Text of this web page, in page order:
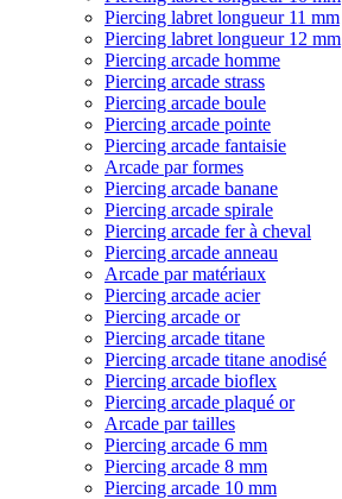
Piercing labret longueur 11 mm
Piercing labret longueur 12 mm
Piercing arcade homme
Piercing arcade strass
Piercing arcade boule
Piercing arcade pointe
Piercing arcade fantaisie
Arcade par formes
Piercing arcade banane
Piercing arcade spirale
Piercing arcade fer à cheval
Piercing arcade anneau
Arcade par matériaux
Piercing arcade acier
Piercing arcade or
Piercing arcade titane
Piercing arcade titane anodisé
Piercing arcade bioflex
Piercing arcade plaqué or
Arcade par tailles
Piercing arcade 6 mm
Piercing arcade 8 mm
Piercing arcade 10 mm